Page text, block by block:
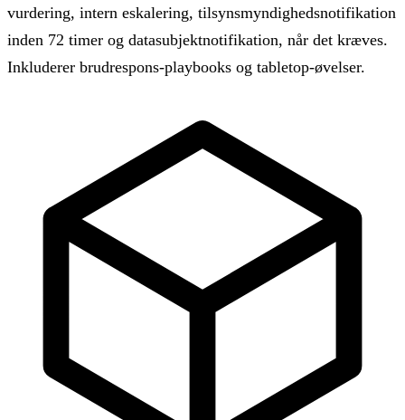
vurdering, intern eskalering, tilsynsmyndighedsnotifikation
inden 72 timer og datasubjektnotifikation, når det kræves.
Inkluderer brudrespons-playbooks og tabletop-øvelser.